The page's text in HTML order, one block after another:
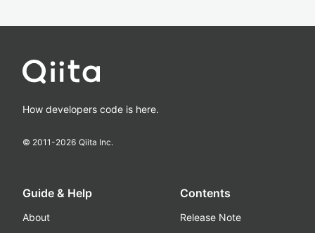
How developers code is here.
© 2011-2026 Qiita Inc.
Guide & Help
About
Contents
Release Note